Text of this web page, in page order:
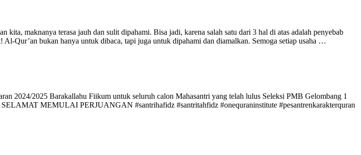
maknanya terasa jauh dan sulit dipahami. Bisa jadi, karena salah satu dari 3 hal di atas adalah penyebab
Qur’an bukan hanya untuk dibaca, tapi juga untuk dipahami dan diamalkan. Semoga setiap usaha …
2025 Barakallahu Fiikum untuk seluruh calon Mahasantri yang telah lulus Seleksi PMB Gelombang 1
MEMULAI PERJUANGAN #santrihafidz #santritahfidz #onequraninstitute #pesantrenkarakterquran